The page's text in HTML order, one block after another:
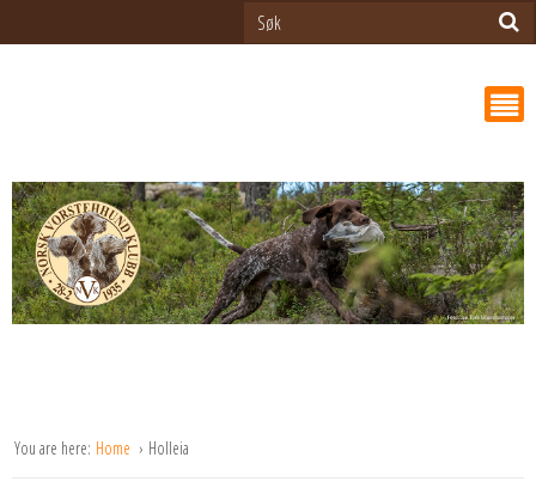
You are here: Home Holleia